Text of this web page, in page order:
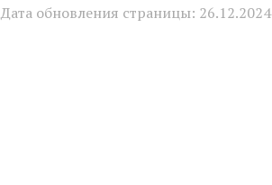
Дата обновления страницы: 26.12.2024